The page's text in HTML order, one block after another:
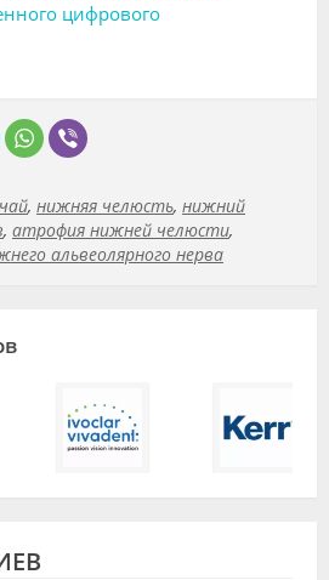
цифрового
, нижняя челюсть, нижний
, атрофия нижней челюсти,
альвеолярного нерва